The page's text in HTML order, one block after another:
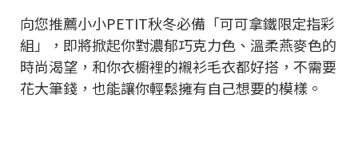
向您推薦小小PETIT秋冬必備「可可拿鐵限定指彩
組」，即將掀起你對濃郁巧克力色、溫柔燕麥色的
時尚渴望，和你衣櫥裡的襯衫毛衣都好搭，不需要
花大筆錢，也能讓你輕鬆擁有自己想要的模樣。